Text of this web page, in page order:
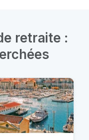
retraite :